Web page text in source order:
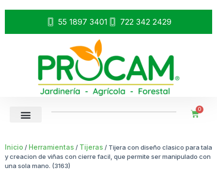
55 1897 3401 722 342 2429
0
Inicio / Herramientas / Tijeras / Tijera con diseño clasico para tala
y creacion de viñas con cierre facil, que permite ser manipulado con
una sola mano. (3163)